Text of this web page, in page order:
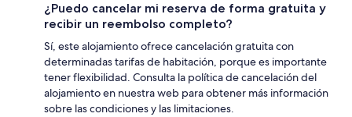
¿Puedo cancelar mi reserva de forma gratuita y
recibir un reembolso completo?
Sí, este alojamiento ofrece cancelación gratuita con
determinadas tarifas de habitación, porque es importante
tener flexibilidad. Consulta la política de cancelación del
alojamiento en nuestra web para obtener más información
sobre las condiciones y las limitaciones.